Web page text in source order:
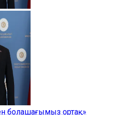
болашағымыз ортақ»